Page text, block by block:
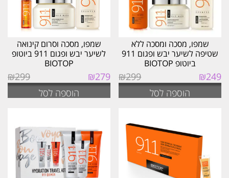
שמפו, מסכה ומסכה ללא
שטיפה לשיער יבש ופגום 911
ביוטופ BIOTOP
₪299
המחיר
המקורי
₪249
הנוכחי
הוא:הוספה לסל
שמפו, מסכה וסרום קינואה
לשיער יבש ופגום 911 ביוטופ
BIOTOP
₪299
המחיר
המקורי
₪279
הנוכחי
הוא:הוספה לסל